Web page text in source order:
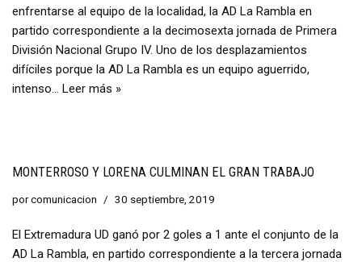
enfrentarse al equipo de la localidad, la AD La Rambla en
partido correspondiente a la decimosexta jornada de Primera
División Nacional Grupo IV. Uno de los desplazamientos
difíciles porque la AD La Rambla es un equipo aguerrido,
intenso… Leer más »
MONTERROSO Y LORENA CULMINAN EL GRAN TRABAJO
porcomunicacion 30 septiembre, 2019
El Extremadura UD ganó por 2 goles a 1 ante el conjunto de la
AD La Rambla, en partido correspondiente a la tercera jornada